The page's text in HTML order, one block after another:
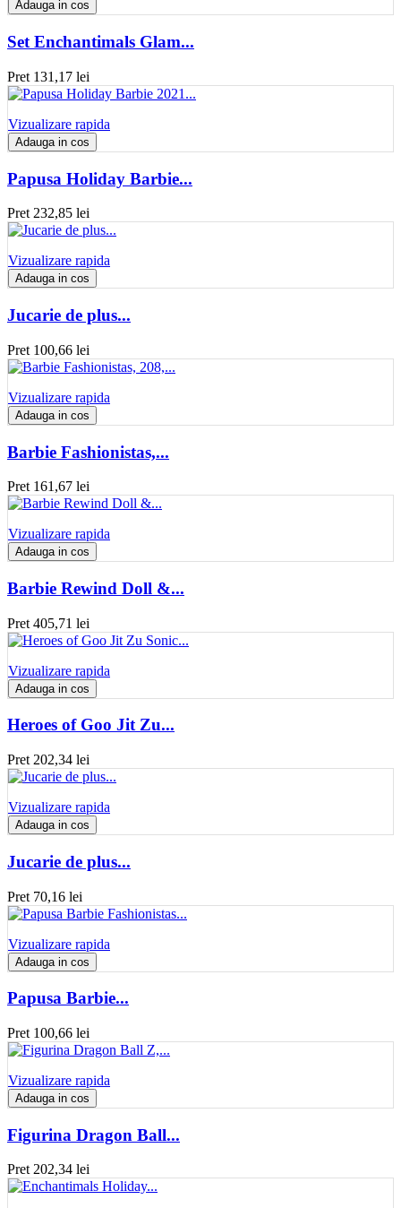
Adauga in cos
Set Enchantimals Glam...
Pret 131,17 lei
Vizualizare rapida
Adauga in cos
Papusa Holiday Barbie...
Pret 232,85 lei
Vizualizare rapida
Adauga in cos
Jucarie de plus...
Pret 100,66 lei
Vizualizare rapida
Adauga in cos
Barbie Fashionistas,...
Pret 161,67 lei
Vizualizare rapida
Adauga in cos
Barbie Rewind Doll &...
Pret 405,71 lei
Vizualizare rapida
Adauga in cos
Heroes of Goo Jit Zu...
Pret 202,34 lei
Vizualizare rapida
Adauga in cos
Jucarie de plus...
Pret 70,16 lei
Vizualizare rapida
Adauga in cos
Papusa Barbie...
Pret 100,66 lei
Vizualizare rapida
Adauga in cos
Figurina Dragon Ball...
Pret 202,34 lei